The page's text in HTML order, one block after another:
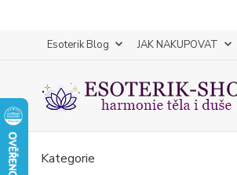
Esoterik Blog JAK NAKUPOVAT
Kategorie